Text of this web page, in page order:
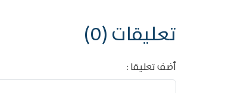
تعليقات (0)
أضف تعليقا :